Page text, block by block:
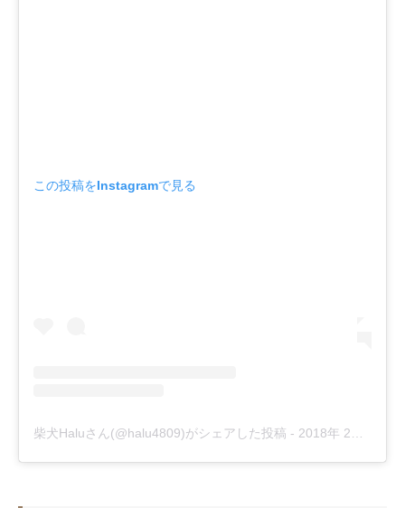
この投稿をInstagramで見る
柴犬Haluさん(@halu4809)がシェアした投稿 - 2018年 2月月11日午後4時40分PST